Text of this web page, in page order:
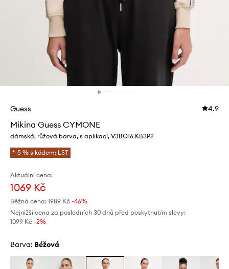
Guess 4.9
Mikina Guess CYMONE
dámská, růžová barva, s aplikací, V3BQ16 KB3P2
*-5 % s kódem: LST
Aktuální cena:
1069 Kč
Běžná cena: 1989 Kč -46%
Nejnižší cena za posledních 30 dnů před poskytnutím slevy:
1099 Kč -2%
Barva: béžová